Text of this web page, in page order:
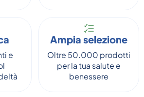
e
Ampia selezione
Oltre 50.000 prodotti
per la tua salute e
benessere